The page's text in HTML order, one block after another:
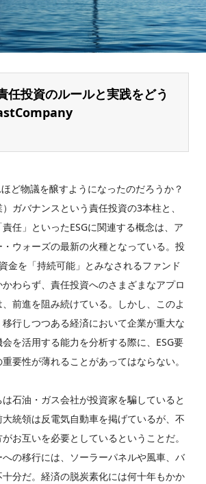
任投資のルールと実践をどう
ど物議を醸すようになったのだろうか？
ガバナンスという責任投資の3本柱と、
責任」といったESGに関連する概念は、ア
ウォーズの最新の火種となっている。投
金を「持続可能」とみなされるファンド
わらず、責任投資へのさまざまなアプロ
前進を阻み続けている。しかし、このよ
行しつつある経済において企業が重大な
を活用する能力を分析する際に、ESG要
要性が薄れることがあってはならない。
石油・ガス会社が投資家を騙していると
統領は反電気自動車を掲げているが、不
お互いを必要としているということだ。
の移行には、ソーラーパネルや風車、バ
分だ。経済の脱炭素化には何十年もかか